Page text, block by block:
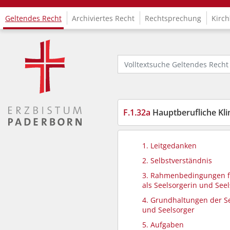
Logo Fachinformationssystem Kirchenrecht
Geltendes Recht Archiviertes Recht Rechtsprechung
Volltextsuche Geltendes Recht
F.1.32a Hauptberufliche
1. Leitgedanken
2. Selbstverständnis
3. Rahmenbedingungen
als Seelsorgerin und
4. Grundhaltungen der
und Seelsorger
5. Aufgaben